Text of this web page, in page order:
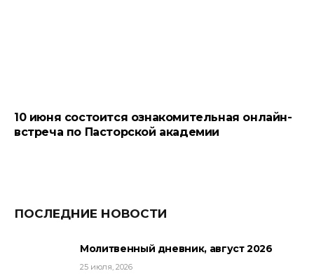
10 июня состоится ознакомительная онлайн-
встреча по Пасторской академии
ПОСЛЕДНИЕ НОВОСТИ
Молитвенный дневник, август 2026
25 июля, 2026